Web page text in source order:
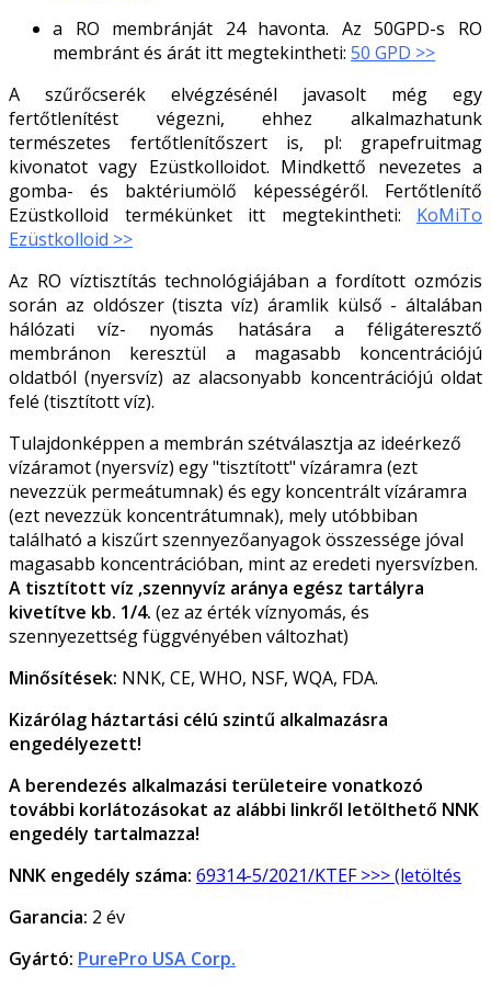
a RO membránját 24 havonta. Az 50GPD-s RO
membránt és árát itt megtekintheti: 50 GPD >>
A szűrőcserék elvégzésénél javasolt még egy
fertőtlenítést végezni, ehhez alkalmazhatunk
természetes fertőtlenítőszert is, pl: grapefruitmag
kivonatot vagy Ezüstkolloidot. Mindkettő nevezetes a
gomba- és baktériumölő képességéről. Fertőtlenítő
Ezüstkolloid termékünket itt megtekintheti: KoMiTo
Ezüstkolloid >>
Az RO víztisztítás technológiájában a fordított ozmózis
során az oldószer (tiszta víz) áramlik külső - általában
hálózati víz- nyomás hatására a féligáteresztő
membránon keresztül a magasabb koncentrációjú
oldatból (nyersvíz) az alacsonyabb koncentrációjú oldat
felé (tisztított víz).
Tulajdonképpen a membrán szétválasztja az ideérkező
vízáramot (nyersvíz) egy "tisztított" vízáramra (ezt
nevezzük permeátumnak) és egy koncentrált vízáramra
(ezt nevezzük koncentrátumnak), mely utóbbiban
található a kiszűrt szennyezőanyagok összessége jóval
magasabb koncentrációban, mint az eredeti nyersvízben.
A tisztított víz ,szennyvíz aránya egész tartályra
kivetítve kb. 1/4. (ez az érték víznyomás, és
szennyezettség függvényében változhat)
Minősítések: NNK, CE, WHO, NSF, WQA, FDA.
Kizárólag háztartási célú szintű alkalmazásra
engedélyezett!
A berendezés alkalmazási területeire vonatkozó
további korlátozásokat az alábbi linkről letölthető NNK
engedély tartalmazza!
NNK engedély száma: 69314-5/2021/KTEF >>> (letöltés
Garancia: 2 év
Gyártó: PurePro USA Corp.